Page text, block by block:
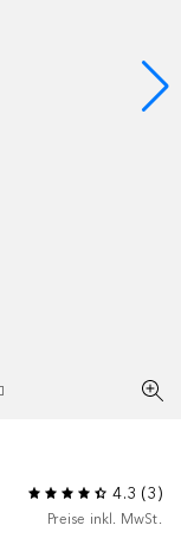
4.3 (3)
Preise inkl. MwSt.